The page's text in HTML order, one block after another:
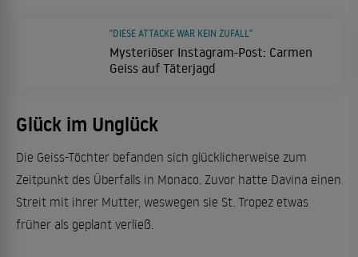
Mysteriöser Instagram-Post: Carmen
Geiss auf Täterjagd
"DIESE ATTACKE WAR KEIN ZUFALL"
Glück im Unglück
Die Geiss-Töchter befanden sich glücklicherweise zum
Zeitpunkt des Überfalls in Monaco. Zuvor hatte Davina einen
Streit mit ihrer Mutter, weswegen sie St. Tropez etwas
früher als geplant verließ.